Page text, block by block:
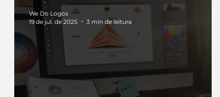
We Do Logos
19 de jul. de 2025
3 min de leitura